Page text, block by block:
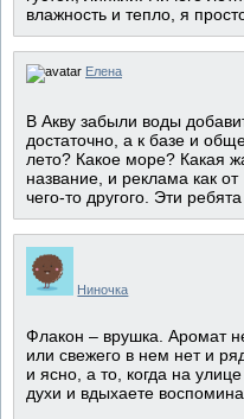
влажность и тепло, я
Елена
В Акву забыли воды
достаточно, а к базе и
лето? Какое море? Какая
название, и реклама как от
чего-то другого. Эти
Ниночка
Флакон – врушка. Аромат
или свежего в нем нет и
и ясно, а то, когда на
духи и вдыхаете